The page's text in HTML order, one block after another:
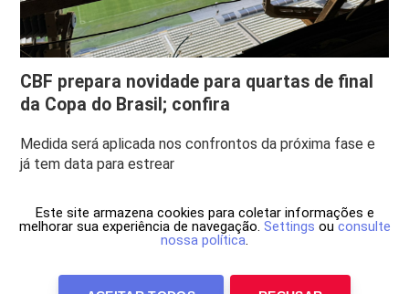
CBF prepara novidade para quartas de final
da Copa do Brasil; confira
Medida será aplicada nos confrontos da próxima fase e
já tem data para estrear
Este site armazena cookies para coletar informações e
melhorar sua experiência de navegação. Settings ou consulte
nossa política.